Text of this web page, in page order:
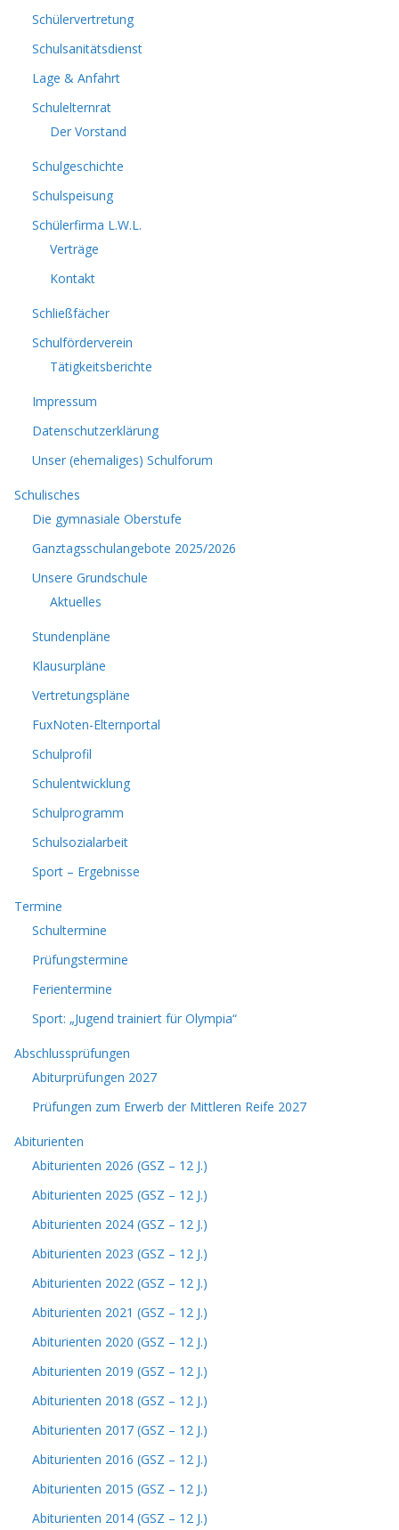
Schülervertretung
Schulsanitätsdienst
Lage & Anfahrt
Schulelternrat
Der Vorstand
Schulgeschichte
Schulspeisung
Schülerfirma L.W.L.
Verträge
Kontakt
Schließfächer
Schulförderverein
Tätigkeitsberichte
Impressum
Datenschutzerklärung
Unser (ehemaliges) Schulforum
Schulisches
Die gymnasiale Oberstufe
Ganztagsschulangebote 2025/2026
Unsere Grundschule
Aktuelles
Stundenpläne
Klausurpläne
Vertretungspläne
FuxNoten-Elternportal
Schulprofil
Schulentwicklung
Schulprogramm
Schulsozialarbeit
Sport – Ergebnisse
Termine
Schultermine
Prüfungstermine
Ferientermine
Sport: „Jugend trainiert für Olympia“
Abschlussprüfungen
Abiturprüfungen 2027
Prüfungen zum Erwerb der Mittleren Reife 2027
Abiturienten
Abiturienten 2026 (GSZ – 12 J.)
Abiturienten 2025 (GSZ – 12 J.)
Abiturienten 2024 (GSZ – 12 J.)
Abiturienten 2023 (GSZ – 12 J.)
Abiturienten 2022 (GSZ – 12 J.)
Abiturienten 2021 (GSZ – 12 J.)
Abiturienten 2020 (GSZ – 12 J.)
Abiturienten 2019 (GSZ – 12 J.)
Abiturienten 2018 (GSZ – 12 J.)
Abiturienten 2017 (GSZ – 12 J.)
Abiturienten 2016 (GSZ – 12 J.)
Abiturienten 2015 (GSZ – 12 J.)
Abiturienten 2014 (GSZ – 12 J.)